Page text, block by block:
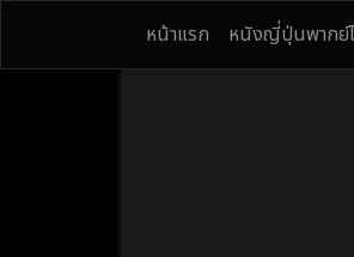
หน้าแรก หนังญี่ปุ่นพากย์